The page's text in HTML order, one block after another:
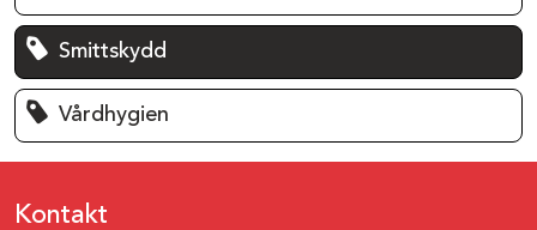
Smittskydd
Vårdhygien
Kontakt